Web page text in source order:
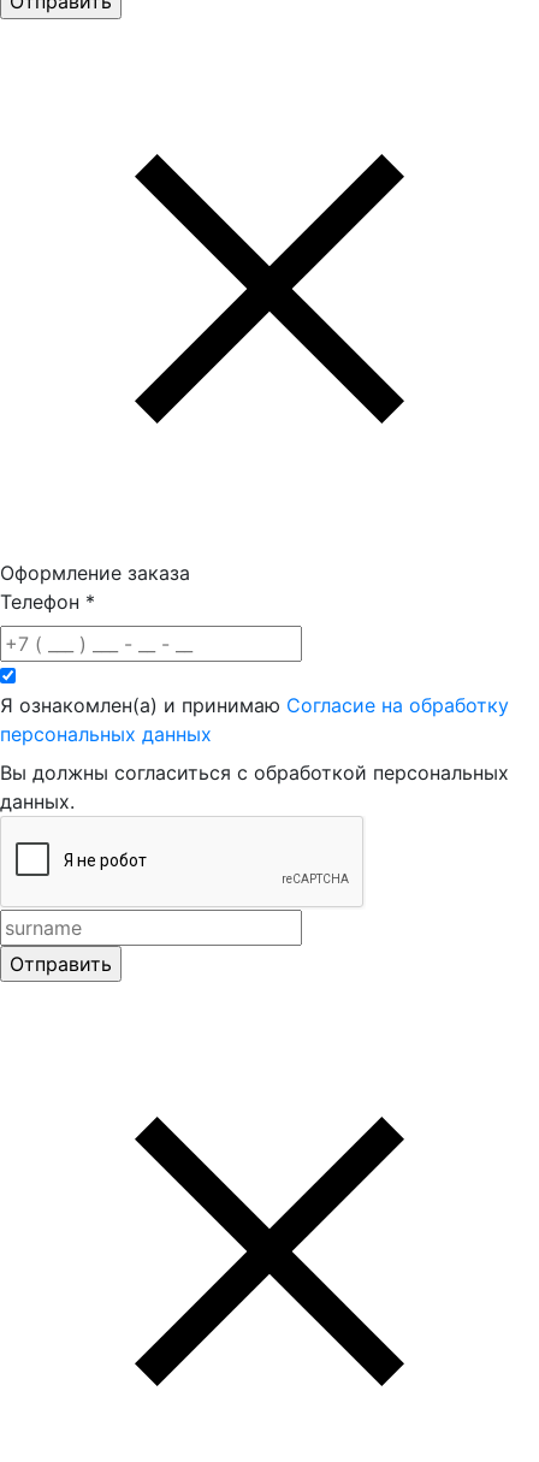
Оформление заказа
Телефон *
Я ознакомлен(а) и принимаю Согласие на обработку
персональных данных
Вы должны согласиться с обработкой персональных
данных.